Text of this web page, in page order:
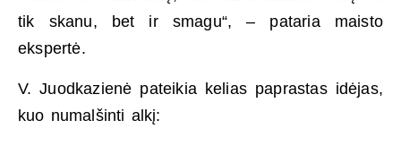
tik skanu, bet ir smagu“, – pataria maisto
ekspertė.
V. Juodkazienė pateikia kelias paprastas idėjas,
kuo numalšinti alkį: